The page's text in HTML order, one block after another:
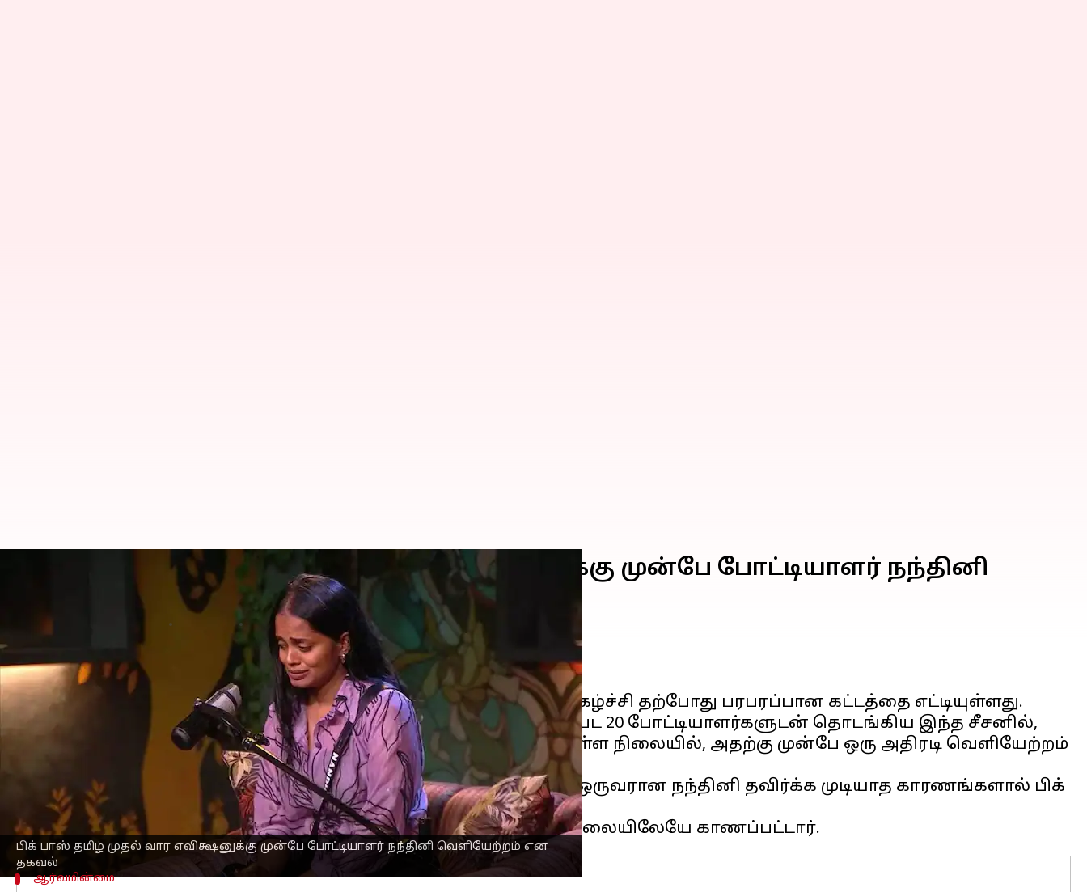
பிக் பாஸ் தமிழ் முதல் வார எவிக்ஷனுக்கு முன்பே போட்டியாளர் நந்தினி வெளியேற்றம் என
தகவல்
பிக் பாஸ் தமிழ் சீசன் 9: முதல் வார எவிக்ஷனுக்கு முன்பே போட்டியாளர் நந்தினி
வெளியேற்றம்?
08:52 pm
செய்தி முன்னோட்டம்
விஜய் டிவி யில் கடந்த வாரம் தொடங்கியபிக் பாஸ் தமிழ் சீசன் 9 நிகழ்ச்சி தற்போது பரபரப்பான கட்டத்தை எட்டியுள்ளது.
வாட்டர்மெலன் திவாகர், இயக்குநர் பிரவீன் காந்தி, வி.ஜே.பாரு உட்பட 20 போட்டியாளர்களுடன் தொடங்கிய இந்த சீசனில்,
முதல் வார எவிக்ஷன் சனிக்கிழமை (அக்டோபர் 11) படமாக்கப்பட உள்ள நிலையில், அதற்கு முன்பே ஒரு அதிரடி வெளியேற்றம்
நிகழ்ந்துள்ளதாகத் தகவல்கள் தெரிவிக்கின்றன.
இதுதொடர்பாக வெளியான தகவல்களின்படி, போட்டியாளர்களில் ஒருவரான நந்தினி தவிர்க்க முடியாத காரணங்களால் பிக்
பாஸ் வீட்டை விட்டு வெளியேற்றப்பட்டுள்ளார்.
ஆர்வமின்மை